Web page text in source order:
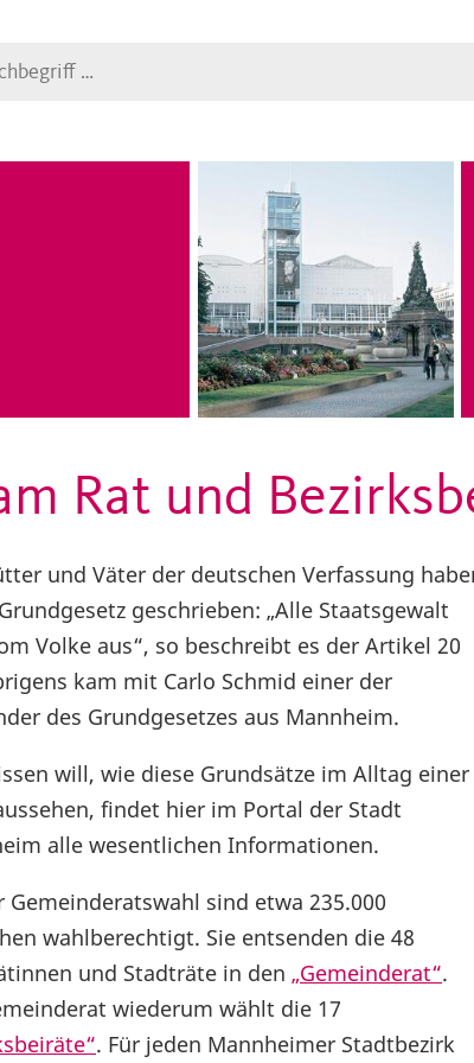
Rat und
und Väter der deutschen Verfassung
geschrieben: „Alle Staatsgewalt
Volke aus“, so beschreibt es der Artikel 20
kam mit Carlo Schmid einer der
des Grundgesetzes aus Mannheim.
will, wie diese Grundsätze im Alltag einer
findet hier im Portal der Stadt
alle wesentlichen Informationen.
Gemeinderatswahl sind etwa 235.000
wahlberechtigt. Sie entsenden die 48
und Stadträte in den „Gemeinderat“.
wiederum wählt die 17
. Für jeden Mannheimer Stadtbezirk